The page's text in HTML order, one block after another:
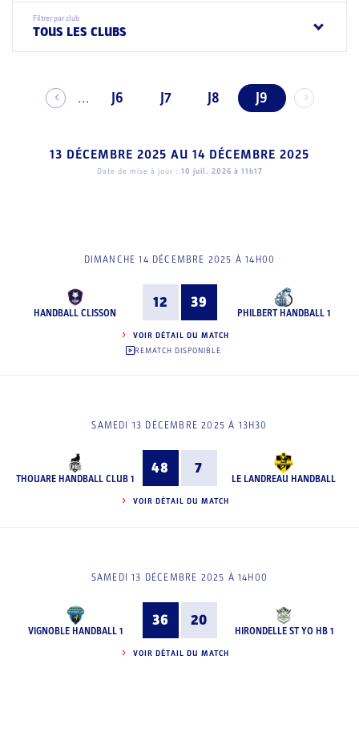
Filtrer par club
TOUS LES CLUBS
... J6 J7 J8 J9
13 DÉCEMBRE 2025 AU 14 DÉCEMBRE 2025
Date de mise à jour : 10 juil. 2026 à 11h17
DIMANCHE 14 DÉCEMBRE 2025 À 14H00
HANDBALL CLISSON
12 39
PHILBERT HANDBALL 1
VOIR DÉTAIL DU MATCH
REMATCH DISPONIBLE
SAMEDI 13 DÉCEMBRE 2025 À 13H30
THOUARE HANDBALL CLUB 1
48 7
LE LANDREAU HANDBALL
VOIR DÉTAIL DU MATCH
SAMEDI 13 DÉCEMBRE 2025 À 14H00
VIGNOBLE HANDBALL 1
36 20
HIRONDELLE ST YO HB 1
VOIR DÉTAIL DU MATCH